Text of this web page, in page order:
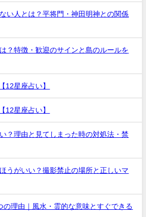
い人とは？平将門・神田明神との関係
？特徴・歓迎のサインと島のルールを
12星座占い】
12星座占い】
？理由と見てしまった時の対処法・禁
うがいい？撮影禁止の場所と正しいマ
の理由｜風水・霊的な意味とすぐできる